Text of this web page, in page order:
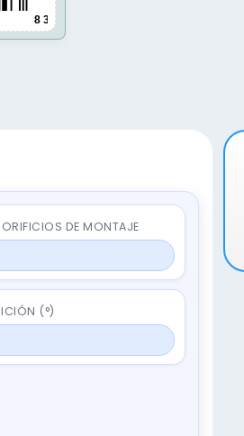
8 3 7 8 4 3
DE MONTAJE
(°)